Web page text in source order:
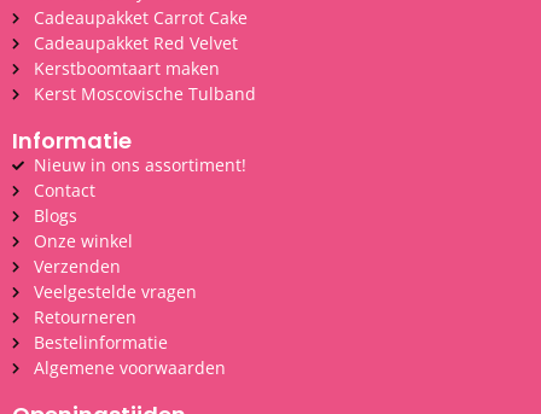
Cadeaupakket Carrot Cake
Cadeaupakket Red Velvet
Kerstboomtaart maken
Kerst Moscovische Tulband
Informatie
Nieuw in ons assortiment!
Contact
Blogs
Onze winkel
Verzenden
Veelgestelde vragen
Retourneren
Bestelinformatie
Algemene voorwaarden